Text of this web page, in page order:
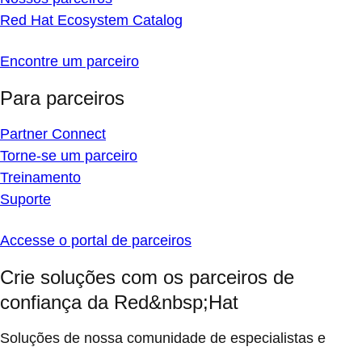
Red Hat Ecosystem Catalog
Encontre um parceiro
Para parceiros
Partner Connect
Torne-se um parceiro
Treinamento
Suporte
Accesse o portal de parceiros
Crie soluções com os parceiros de
confiança da Red&nbsp;Hat
Soluções de nossa comunidade de especialistas e